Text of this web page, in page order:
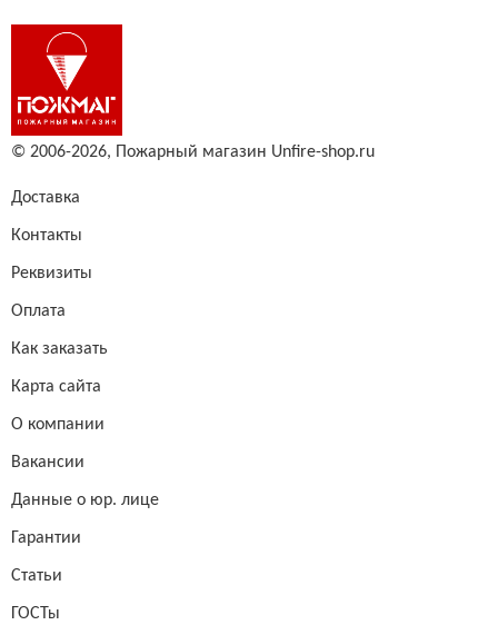
© 2006-2026, Пожарный магазин Unfire-shop.ru
Доставка
Контакты
Реквизиты
Оплата
Как заказать
Карта сайта
О компании
Вакансии
Данные о юр. лице
Гарантии
Статьи
ГОСТы